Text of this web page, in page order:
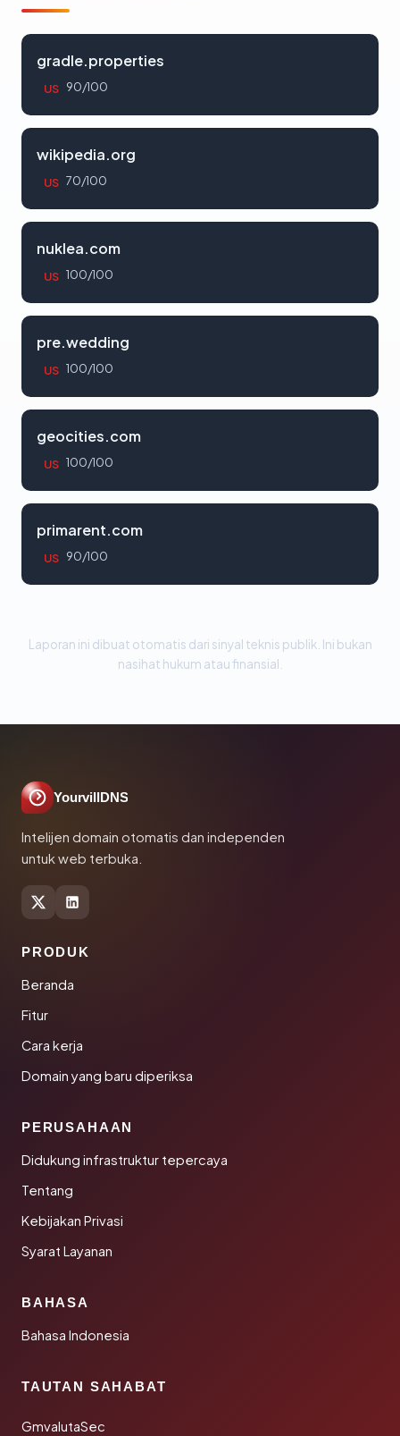
gradle.properties
US 90/100
wikipedia.org
US 70/100
nuklea.com
US 100/100
pre.wedding
US 100/100
geocities.com
US 100/100
primarent.com
US 90/100
Laporan ini dibuat otomatis dari sinyal teknis publik. Ini bukan
nasihat hukum atau finansial.
YourvillDNS
Intelijen domain otomatis dan independen
untuk web terbuka.
PRODUK
Beranda
Fitur
Cara kerja
Domain yang baru diperiksa
PERUSAHAAN
Didukung infrastruktur tepercaya
Tentang
Kebijakan Privasi
Syarat Layanan
BAHASA
Bahasa Indonesia
TAUTAN SAHABAT
GmvalutaSec